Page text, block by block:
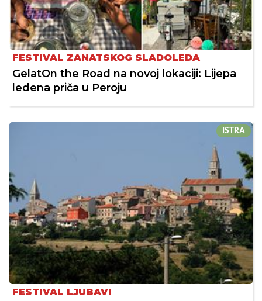
FESTIVAL ZANATSKOG SLADOLEDA
GelatOn the Road na novoj lokaciji: Lijepa
ledena priča u Peroju
ISTRA
FESTIVAL LJUBAVI